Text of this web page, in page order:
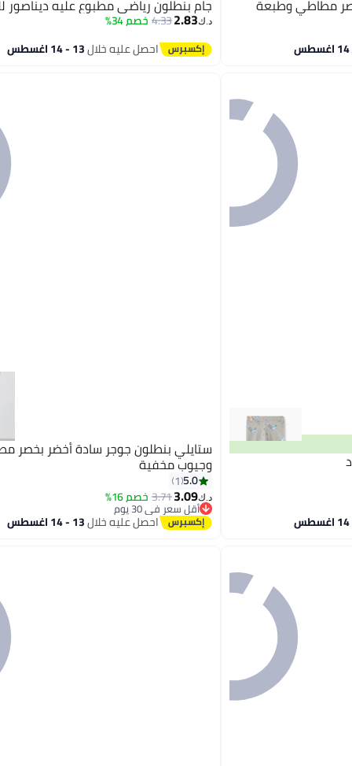
مطاطي وطبعة جام بنطلون رياضي مطبوع عليه ديناصور
د.ك‏2.83
4.33خصم 34%
احصل عليه خلال13 - 14 اغسطس
ستايلي بنطلون جوجر سادة أخضر بخصر
وجيوب مخفية
5.0
1
د.ك‏3.09
3.71خصم 16%
أقل سعر في 30 يوم
أقل سعر في 30 يوماحصل عليه خلال13 - 14 اغسطس